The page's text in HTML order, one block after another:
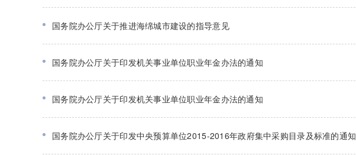
国务院办公厅关于推进海绵城市建设的指导意见
国务院办公厅关于印发机关事业单位职业年金办法的通知
国务院办公厅关于印发机关事业单位职业年金办法的通知
国务院办公厅关于印发中央预算单位2015-2016年政府集中采购目录及标准的通知